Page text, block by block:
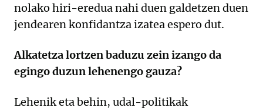
nolako hiri-eredua nahi duen galdetzen duen
jendearen konfidantza izatea espero dut.
Alkatetza lortzen baduzu zein izango da
egingo duzun lehenengo gauza?
Lehenik eta behin, udal-politikak